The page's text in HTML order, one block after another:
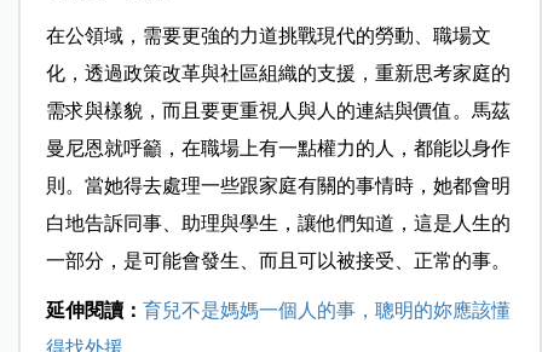
在公領域，需要更強的力道挑戰現代的勞動、職場文
化，透過政策改革與社區組織的支援，重新思考家庭的
需求與樣貌，而且要更重視人與人的連結與價值。馬茲
曼尼恩就呼籲，在職場上有一點權力的人，都能以身作
則。當她得去處理一些跟家庭有關的事情時，她都會明
白地告訴同事、助理與學生，讓他們知道，這是人生的
一部分，是可能會發生、而且可以被接受、正常的事。
延伸閱讀： 育兒不是媽媽一個人的事，聰明的妳應該懂
得找外援